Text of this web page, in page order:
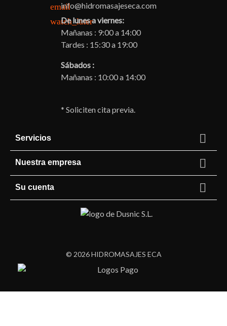
emailinfo@hidromasajeseca.com
watch_later
De lunes a viernes:
Mañanas : 9:00 a 14:00
Tardes : 15:30 a 19:00
Sábados :
Mañanas : 10:00 a 14:00
* Soliciten cita previa.
Servicios 
Nuestra empresa 
Su cuenta 
© 2026 HIDROMASAJES ECA